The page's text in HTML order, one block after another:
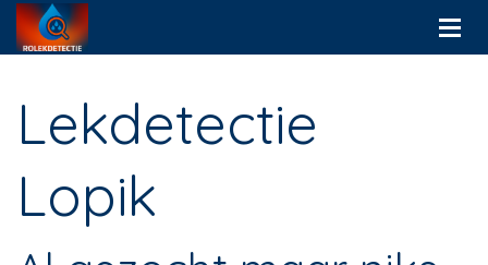
Lekdetectie
Lopik